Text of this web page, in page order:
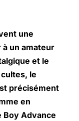
une
un amateur
et le
le
précisément
en
Boy Advance